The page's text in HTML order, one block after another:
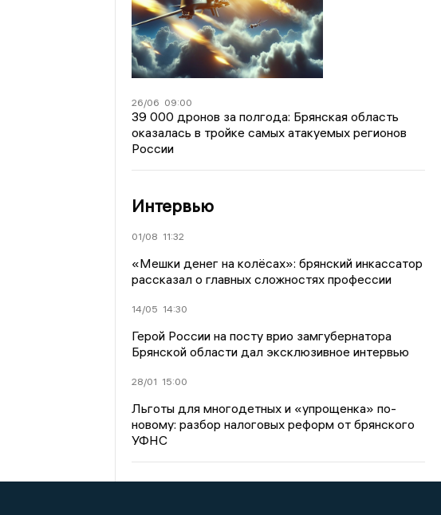
26/06 09:00
39 000 дронов за полгода: Брянская область
оказалась в тройке самых атакуемых регионов
России
Интервью
01/08 11:32
«Мешки денег на колёсах»: брянский инкассатор
рассказал о главных сложностях профессии
14/05 14:30
Герой России на посту врио замгубернатора
Брянской области дал эксклюзивное интервью
28/01 15:00
Льготы для многодетных и «упрощенка» по-
новому: разбор налоговых реформ от брянского
УФНС